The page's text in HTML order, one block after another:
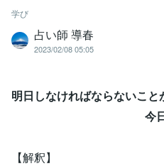
学び
占い師 導春
2023/02/08 05:05
明日しなければならないこと
今日のうちに
【解釈】